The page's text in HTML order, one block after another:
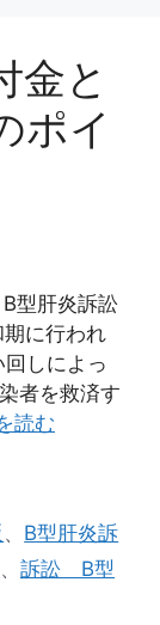
金と
ポイ
型肝炎訴訟
に行われ
しによっ
者を救済す
読む
、 B型肝炎訴
、 訴訟 B型